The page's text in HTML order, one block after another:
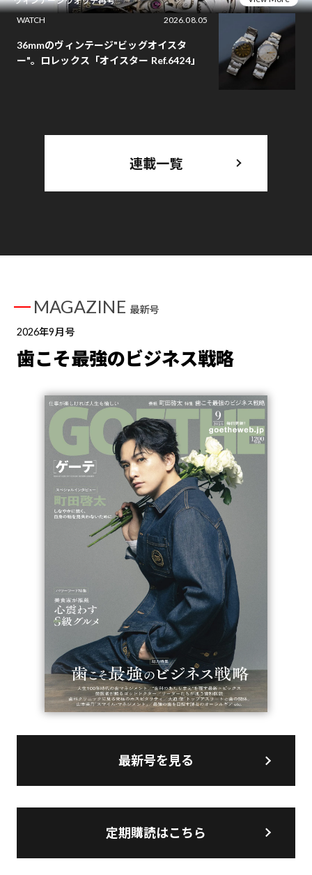
WATCH
2026.08.05
36mmのヴィンテージ"ビッグオイスタ
ー"。ロレックス「オイスター Ref.6424」
連載一覧
MAGAZINE 最新号
2026年9月号
歯こそ最強のビジネス戦略
最新号を見る
定期購読はこちら